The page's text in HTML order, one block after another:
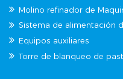
Molino refinador de
Sistema de alimentación
Equipos auxiliares
Torre de blanqueo de